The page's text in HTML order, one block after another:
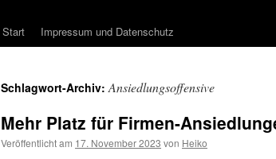
Start Impressum und Datenschutz
Schlagwort-Archiv:Ansiedlungsoffensive
Mehr Platz für Firmen-
Veröffentlicht am 17. November 2023 von Heiko